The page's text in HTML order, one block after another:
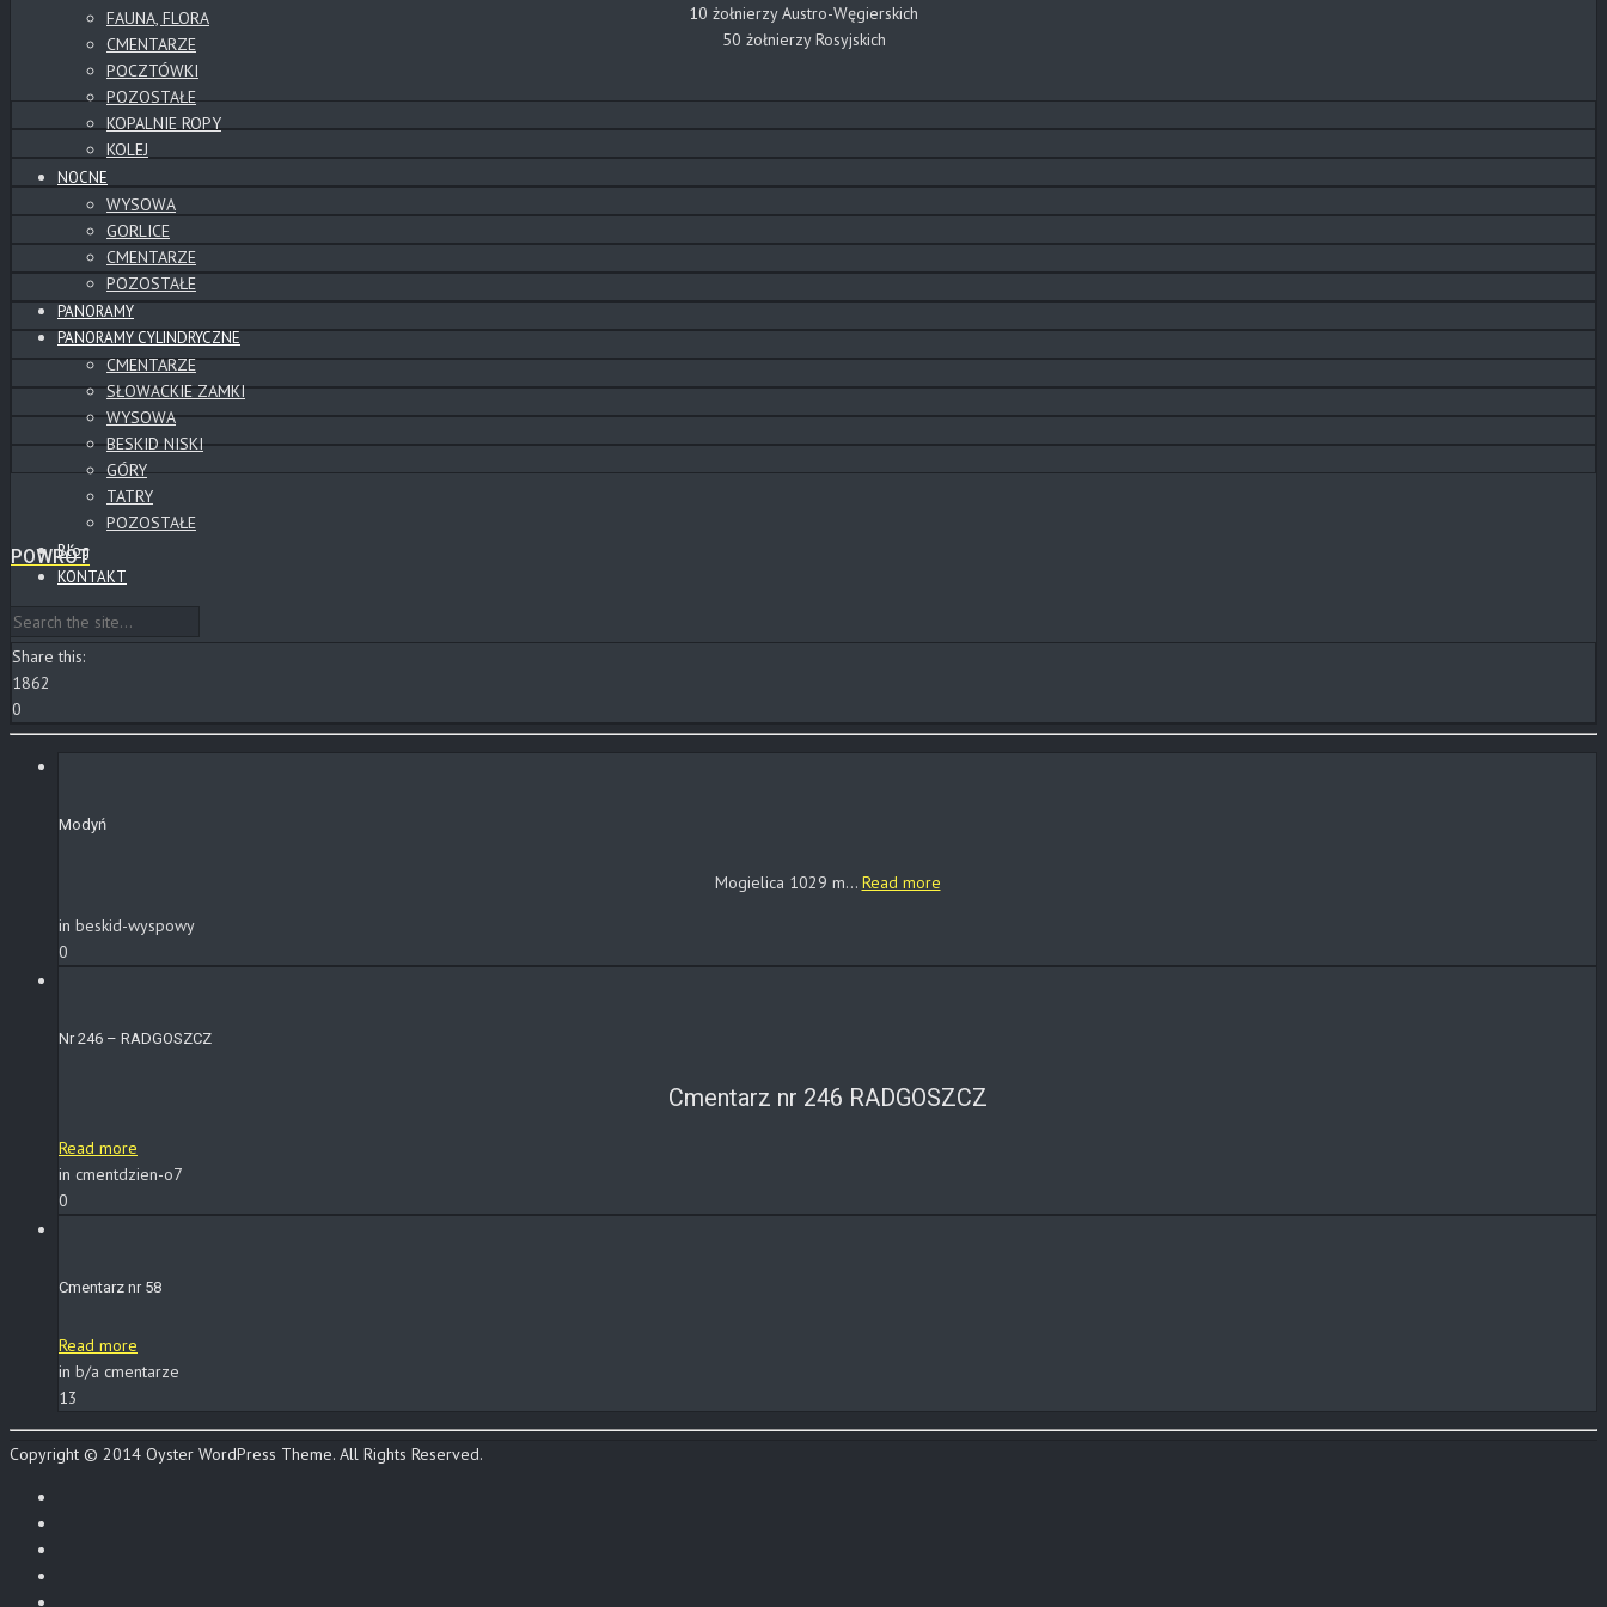
FAUNA, FLORA
CMENTARZE
POCZTÓWKI
POZOSTAŁE
KOPALNIE ROPY
KOLEJ
NOCNE
WYSOWA
GORLICE
CMENTARZE
POZOSTAŁE
PANORAMY
PANORAMY CYLINDRYCZNE
CMENTARZE
SŁOWACKIE ZAMKI
WYSOWA
BESKID NISKI
GÓRY
TATRY
POZOSTAŁE
Blog
KONTAKT
10 żołnierzy Austro-Węgierskich
50 żołnierzy Rosyjskich
POWRÓT
Share this:
1862
0
Modyń
Mogielica 1029 m... Read more
in beskid-wyspowy
0
Nr 246 – RADGOSZCZ
Cmentarz nr 246 RADGOSZCZ
Read more
in cmentdzien-o7
0
Cmentarz nr 58
Read more
in b/a cmentarze
13
Copyright © 2014 Oyster WordPress Theme. All Rights Reserved.